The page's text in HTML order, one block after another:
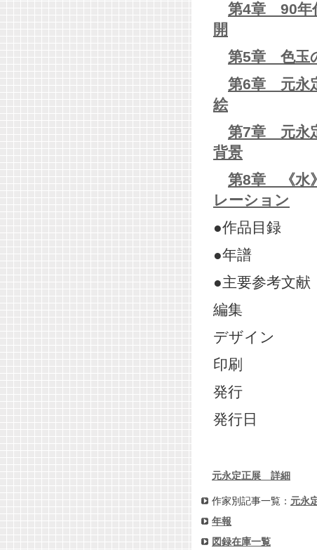
第4章 90年
開
第5章 色玉
第6章 元永
絵
第7章 元永
背景
第8章 《水
レーション
●作品目録
●年譜
●主要参考文献
編集
デザイン
印刷
発行
発行日
元永定正展 詳細
作家別記事一覧： 元永
年報
図録在庫一覧